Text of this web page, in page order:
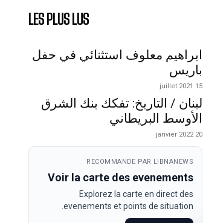
LES PLUS LUS
ابراهيم معلوف استثنائي في حفل
باريس
15 juillet 2021
لبنان / التاريخ: تفكك بنك الشرق
الأوسط البريطاني
20 janvier 2022
RECOMMANDE PAR LIBNANEWS
Voir la carte des evenements
Explorez la carte en direct des
evenements et points de situation.